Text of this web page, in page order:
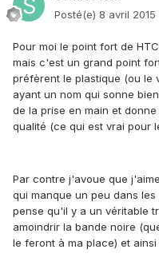
Posté(e) 8 avril 2015
Pour moi le point fort de
mais c'est un grand point
préfèrent le plastique (ou le
ayant un nom qui sonne
de la prise en main et
qualité (ce qui est vrai pour
Par contre j'avoue que
qui manque un peu dans
pense qu'il y a un véritable
amoindrir la bande noire
le feront à ma place) et